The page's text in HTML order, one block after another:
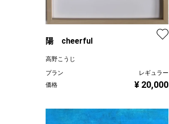
陽 cheerful
高野こうじ
プラン
レギュラー
価格
¥ 20,000